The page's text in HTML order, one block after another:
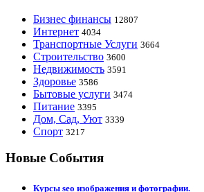
Бизнес финансы 12807
Интернет 4034
Транспортные Услуги 3664
Строительство 3600
Недвижимость 3591
Здоровье 3586
Бытовые услуги 3474
Питание 3395
Дом, Сад, Уют 3339
Спорт 3217
Новые События
Курсы seo изображения и фотографии.